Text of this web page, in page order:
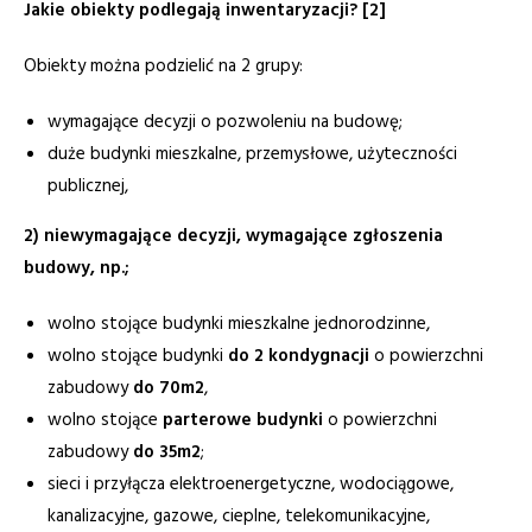
Jakie obiekty podlegają inwentaryzacji? [2]
Obiekty można podzielić na 2 grupy:
wymagające decyzji o pozwoleniu na budowę;
duże budynki mieszkalne, przemysłowe, użyteczności
publicznej,
2) niewymagające decyzji, wymagające zgłoszenia
budowy, np.;
wolno stojące budynki mieszkalne jednorodzinne,
wolno stojące budynki do 2 kondygnacji o powierzchni
zabudowydo 70m2,
wolno stojące parterowe budynki o powierzchni
zabudowydo 35m2;
sieci i przyłącza elektroenergetyczne, wodociągowe,
kanalizacyjne, gazowe, cieplne, telekomunikacyjne,